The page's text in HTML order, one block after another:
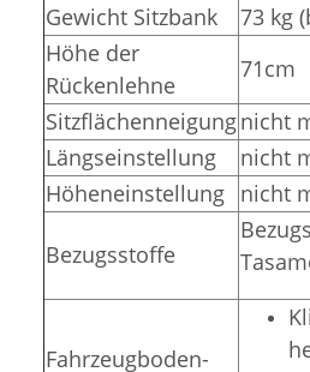
Gewicht Sitzbank
73 kg
Höhe der
Rückenlehne
71cm
Sitzflächenneigungnicht
Längseinstellung
nicht
Höheneinstellung nicht
Bezugsstoffe
Fahrzeugboden-